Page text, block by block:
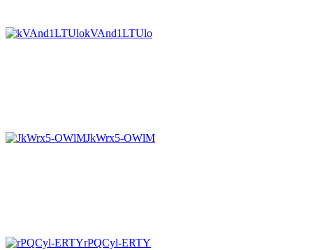
kVAnd1LTUlo
JkWrx5-OWlM
rPQCyl-ERTY